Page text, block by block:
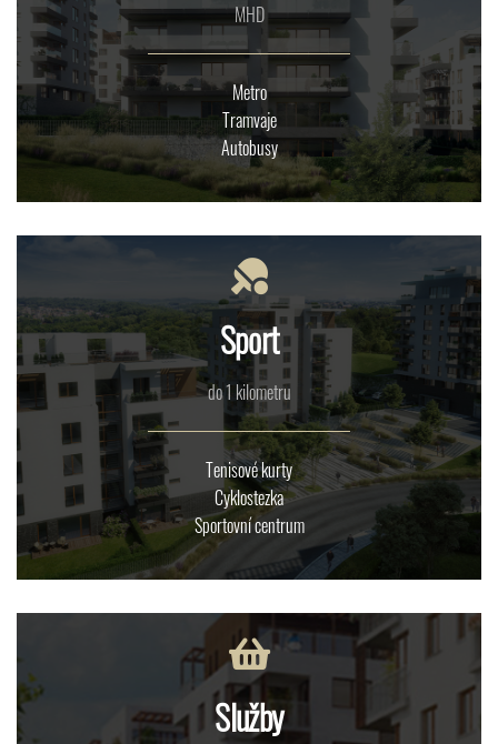
MHD
Metro
Tramvaje
Autobusy
Sport
do 1 kilometru
Tenisové kurty
Cyklostezka
Sportovní centrum
Služby